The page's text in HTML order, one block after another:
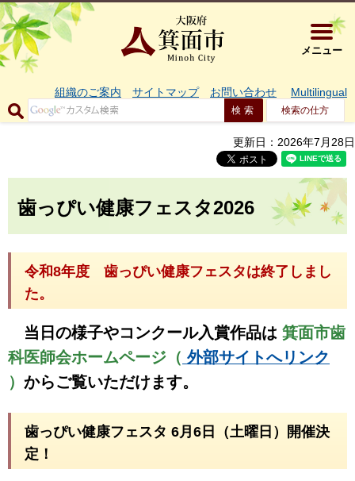
大阪府箕
メニュー
組織のご案内 サイトマップ お問い合わせ Multilingual
検索の仕方
更新日：2026年7月28日
歯っぴい健康フェスタ2026
令和8年度 歯っぴい健康フェスタは終了しまし
た。
当⽇の様⼦やコンクール⼊賞作品は 箕⾯市⻭
科医師会ホームページ（ 外部サイトへリンク
） からご覧いただけます。
歯っぴい健康フェスタ 6月6日（土曜日）開催決
定！